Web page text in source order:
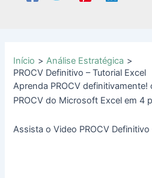
Início
Análise Estratégica
PROCV Definitivo – Tutorial Excel
Aprenda PROCV
PROCV do Microsoft Excel em 4
Assista o Video PROCV Definitivo